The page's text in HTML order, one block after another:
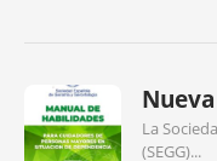
La
(SEGG)...